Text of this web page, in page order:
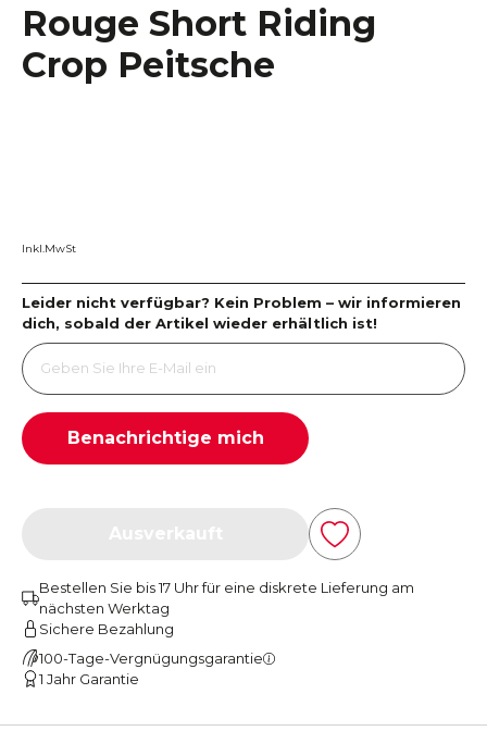
Rouge Short Riding
Crop Peitsche
Inkl.MwSt
Leider nicht verfügbar? Kein Problem – wir informieren
dich, sobald der Artikel wieder erhältlich ist!
Benachrichtige mich
Bestellen Sie bis 17 Uhr für eine diskrete Lieferung am
nächsten Werktag
Sichere Bezahlung
100-Tage-Vergnügungsgarantie
1 Jahr Garantie